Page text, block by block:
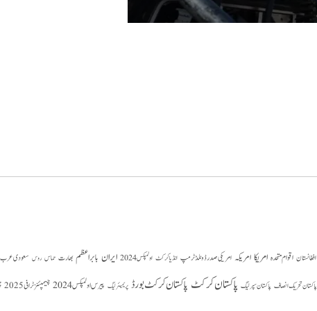
افغانستان اقوام متحدہ امریکاامریکہ امریکی صدر ڈونلڈ ٹرمپ انڈیا کرکٹ اولمپکس 2024 ایران بابر اعظم بھارت حماس روس سعودی عرب
پاکستان تحریک انصاف پاکستان سپر لیگ پاکستان کرکٹ پاکستان کرکٹ بورڈ پریمیئر لیگ پیرس اولمپکس 2024 چیمپئنز ٹرافی 2025